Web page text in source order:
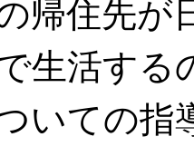
帰住先
生活する
いての指